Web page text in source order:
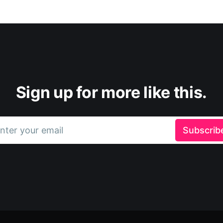
Sign up for more like this.
your email